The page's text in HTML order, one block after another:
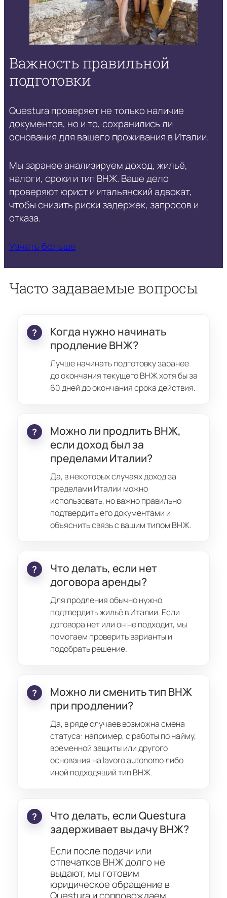
Важность правильной
подготовки
Questura проверяет не только наличие
документов, но и то, сохранились ли
основания для вашего проживания в Италии.
Мы заранее анализируем доход, жильё,
налоги, сроки и тип ВНЖ. Ваше дело
проверяют юрист и итальянский адвокат,
чтобы снизить риски задержек, запросов и
отказа.
Узнать больше
Часто задаваемые вопросы
Когда нужно начинать
продление ВНЖ?
Лучше начинать подготовку заранее
до окончания текущего ВНЖ хотя бы за
60 дней до окончания срока действия.
Можно ли продлить ВНЖ,
если доход был за
пределами Италии?
Да, в некоторых случаях доход за
пределами Италии можно
использовать, но важно правильно
подтвердить его документами и
объяснить связь с вашим типом ВНЖ.
Что делать, если нет
договора аренды?
Для продления обычно нужно
подтвердить жильё в Италии. Если
договора нет или он не подходит, мы
помогаем проверить варианты и
подобрать решение.
Можно ли сменить тип ВНЖ
при продлении?
Да, в ряде случаев возможна смена
статуса: например, с работы по найму,
временной защиты или другого
основания на lavoro autonomo либо
иной подходящий тип ВНЖ.
Что делать, если Questura
задерживает выдачу ВНЖ?
Если после подачи или
отпечатков ВНЖ долго не
выдают, мы готовим
юридическое обращение в